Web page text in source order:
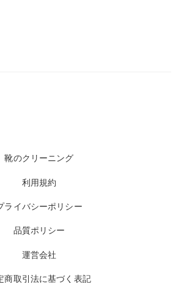
靴のクリーニング
利用規約
ライバシーポリシー
品質ポリシー
運営会社
商取引法に基づく表記